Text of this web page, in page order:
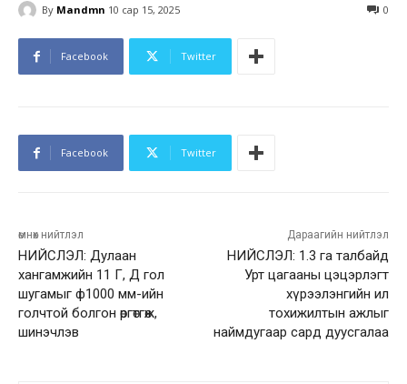
By Mandmn 10 сар 15, 2025 0
Facebook Twitter
Facebook Twitter
өмнөх нийтлэл
НИЙСЛЭЛ: Дулаан
хангамжийн 11 Г, Д гол
шугамыг ф1000 мм-ийн
голчтой болгон өргөтгөж,
шинэчлэв
Дараагийн нийтлэл
НИЙСЛЭЛ: 1.3 га талбайд
Урт цагааны цэцэрлэгт
хүрээлэнгийн ил
тохижилтын ажлыг
наймдугаар сард дуусгалаа